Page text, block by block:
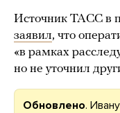
Источник ТАСС в
заявил, что
«в рамках
но не уточнил
Обновлено.